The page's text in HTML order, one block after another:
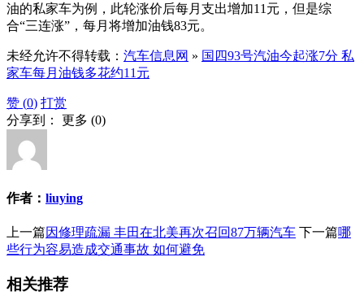
油的私家车为例，此轮涨价后每月支出增加11元，但是综
合“三连涨”，每月将增加油钱83元。
未经允许不得转载： 汽车信息网 » 国四93号汽油今起涨7分 私
家车每月油钱多花约11元
赞 (0) 打赏
分享到： 更多 (0)
作者： liuying
上一篇因修理疏漏 丰田在北美再次召回87万辆汽车 下一篇哪
些行为容易造成交通事故 如何避免
相关推荐